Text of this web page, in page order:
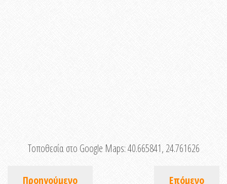
Τοποθεσία στο Google Maps:40.665841, 24.761626
Προηγούμενο Επόμενο